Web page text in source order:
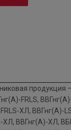
продукция –
FRLS,
FRLS-ХЛ, ВВГнг(А)-
ХЛ, ВВГнг(А)-ХЛ,